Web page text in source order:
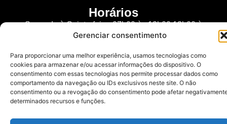
Gerenciar consentimento
Para proporcionar uma melhor experiência, usamos tecnologias como
cookies para armazenar e/ou acessar informações do dispositivo. O
consentimento com essas tecnologias nos permite processar dados como
comportamento da navegação ou IDs exclusivos neste site. O não
consentimento ou a revogação do consentimento pode afetar
determinados recursos e funções.
Horários
Segunda à Quinta-feira: 07h00 às 12h00 13h00 às
Sexta-feira: 07h00 às 12h00 – 13h00 às 16h00
Visitas:
13h00 às 16h00 – 04 pessoas